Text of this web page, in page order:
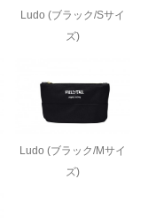
Ludo (ブラック/Sサイ
ズ)
Ludo (ブラック/Mサイ
ズ)